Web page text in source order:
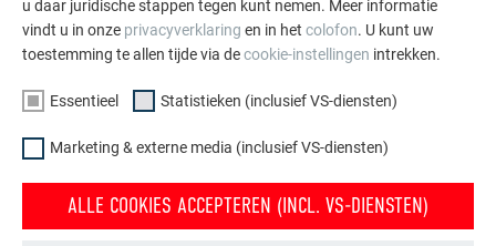
u daar juridische stappen tegen kunt nemen. Meer informatie
vindt u in onze privacyverklaring en in het colofon. U kunt uw
toestemming te allen tijde via decookie-instellingen intrekken.
Essentieel Statistieken (inclusief VS-diensten)
Marketing & externe media (inclusief VS-diensten)
ALLE COOKIES ACCEPTEREN (INCL. VS-DIENSTEN)